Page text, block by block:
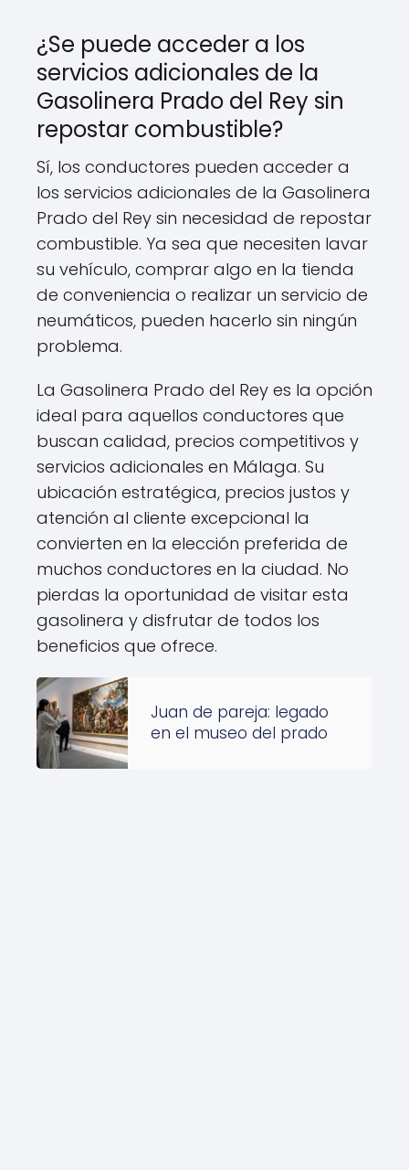
¿Se puede acceder a los
servicios adicionales de la
Gasolinera Prado del Rey sin
repostar combustible?
Sí, los conductores pueden acceder a
los servicios adicionales de la Gasolinera
Prado del Rey sin necesidad de repostar
combustible. Ya sea que necesiten lavar
su vehículo, comprar algo en la tienda
de conveniencia o realizar un servicio de
neumáticos, pueden hacerlo sin ningún
problema.
La Gasolinera Prado del Rey es la opción
ideal para aquellos conductores que
buscan calidad, precios competitivos y
servicios adicionales en Málaga. Su
ubicación estratégica, precios justos y
atención al cliente excepcional la
convierten en la elección preferida de
muchos conductores en la ciudad. No
pierdas la oportunidad de visitar esta
gasolinera y disfrutar de todos los
beneficios que ofrece.
Juan de pareja: legado
en el museo del prado